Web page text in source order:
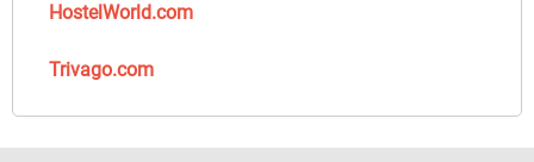
HostelWorld.com
Trivago.com